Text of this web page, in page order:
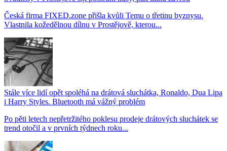
Česká firma FIXED.zone přišla kvůli Temu o třetinu byznysu.
Vlastnila kožedělnou dílnu v Prostějově, kterou...
Stále více lidí opět spoléhá na drátová sluchátka, Ronaldo, Dua Lipa
i Harry Styles. Bluetooth má vážný problém
Po pěti letech nepřetržitého poklesu prodeje drátových sluchátek se
trend otočil a v prvních týdnech roku...